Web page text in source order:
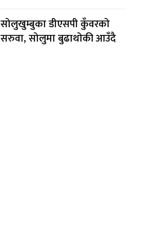
सोलुखुम्बुका डीएसपी कुँवरको
सरुवा, सोलुमा बुढाथोकी आउँदै